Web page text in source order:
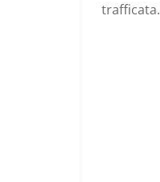
trafficata.